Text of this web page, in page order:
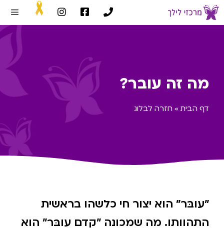
מה זה עובר?
דף הבית » חזרה לבלוג
״עובּר״ הוא יצור חי כלשהו בראשית
התהוותו. מה שמכונה ״קדם עובּר״ הוא